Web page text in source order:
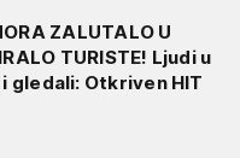
ZALUTALO U
TURISTE! Ljudi u
gledali: Otkriven HIT